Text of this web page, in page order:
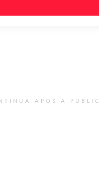
APÓS A